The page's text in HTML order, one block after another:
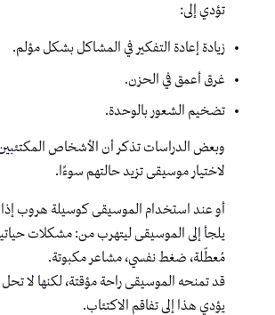
تؤدي إلى:
زيادة إعادة التفكير في المشاكل بشكل مؤلم.
غرق أعمق في الحزن.
تضخيم الشعور بالوحدة.
وبعض الدراسات تذكر أن الأشخاص
لاختيار موسيقى تزيد حالتهم سوءًا.
أو عند استخدام الموسيقى كوسيلة هروب
يلجأ إلى الموسيقى ليتهرب من: مشكلات
مُعطّلة، ضغط نفسي، مشاعر مكبوتة.
قد تمنحه الموسيقى راحة مؤقتة، لكنها لا
يؤدي هذا إلى تفاقم الاكتئاب.